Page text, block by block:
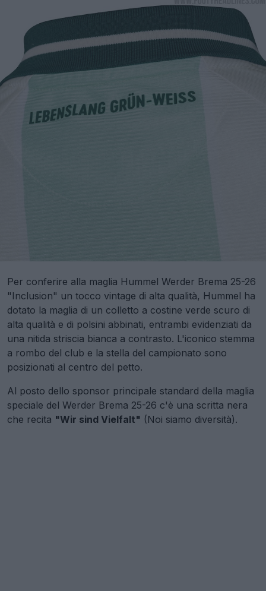
Per conferire alla maglia Hummel Werder Brema 25-26
"Inclusion" un tocco vintage di alta qualità, Hummel ha
dotato la maglia di un colletto a costine verde scuro di
alta qualità e di polsini abbinati, entrambi evidenziati da
una nitida striscia bianca a contrasto. L'iconico stemma
a rombo del club e la stella del campionato sono
posizionati al centro del petto.
Al posto dello sponsor principale standard della maglia
speciale del Werder Brema 25-26 c'è una scritta nera
che recita "Wir sind Vielfalt" (Noi siamo diversità).